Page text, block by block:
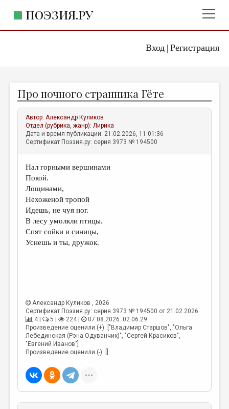
Вход| Регистрация
ПОЭЗИЯ.РУ
ЖАНРЫ
АВТОРЫ
КОММЕНТАРИИ
ЛИТСАЛОН
НОВОСТИ
ПРАВИЛА САЙТА
ОТДЕЛЫ И РУБРИКИ
ИЗБРАННОЕ
ДАЙДЖЕСТ
КОНКУРСЫ
ДЕТСКАЯ КОМНАТА
КНИЖНАЯ ПОЛКА
ОБЗОР ЛИТЕРАТУРЫ
СТРАНИЦЫ ПАМЯТИ
ОБЪЯВЛЕНИЯ
Про ночного странника Гёте
Автор:Александр Куликов
Отдел (рубрика, жанр):Лирика
Дата и время публикации: 21.02.2026, 11:01:36
Сертификат Поэзия.ру: серия 3973 № 194500
Нал горными вершинами
Покой.
Лощинами,
Нехоженой тропой
Идешь, не чуя ног.
В лесу умолкли птицы.
Спят сойки и синицы,
Уснешь и ты, дружок.
Александр Куликов , 2026
Сертификат Поэзия.ру: серия 3973 № 194500 от 21.02.2026
4 |
5 | 224 |
07.08.2026. 02:06:29
Произведение оценили (+): ["Владимир Старшов", "Ольга
Лебединская (Рэна Одуванчик)", "Сергей Красиков",
"Евгений Иванов"]
Произведение оценили (-): []